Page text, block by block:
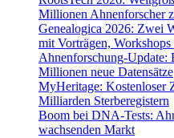
Millionen Ahnenforscher
Genealogica 2026: Zwei
mit Vorträgen, Workshops
Ahnenforschung-Update:
Millionen neue Datensätze
MyHeritage: Kostenloser
Milliarden Sterberegistern
Boom bei DNA-Tests:
wachsenden Markt